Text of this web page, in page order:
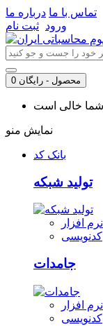
تماس با ما درباره ما
ورود ثبت نام
0 محصول - رایگان
نمایش منو
بانک کد
تولید شبکه
نرم افزار
کدنویسی
جامدات
نرم افزار
کدنویسی